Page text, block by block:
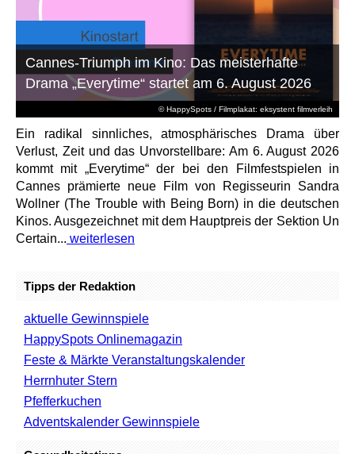
© HappySpots / Filmplakat: eksystent filmverleih
Cannes-Triumph im Kino: Das meisterhafte
Drama „Everytime“ startet am 6. August 2026
Ein radikal sinnliches, atmosphärisches Drama über
Verlust, Zeit und das Unvorstellbare: Am 6. August 2026
kommt mit „Everytime“ der bei den Filmfestspielen in
Cannes prämierte neue Film von Regisseurin Sandra
Wollner (The Trouble with Being Born) in die deutschen
Kinos. Ausgezeichnet mit dem Hauptpreis der Sektion Un
Certain... weiterlesen
Tipps der Redaktion
aktuelle Gewinnspiele
HappySpots Onlinemagazin
Feste & Märkte Veranstaltungskalender
Herrnhuter Stern
Pfefferkuchen
Adventskalender Gewinnspiele